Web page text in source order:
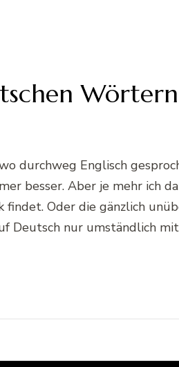
Wörtern
durchweg Englisch
besser. Aber je mehr ich
Oder die gänzlich
Deutsch nur umständlich